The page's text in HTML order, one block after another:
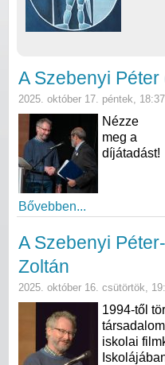
A Szebenyi
2025. október 17. péntek, 18:37
Nézze
meg a
díjátadást!
Bővebben...
A Szebenyi
Zoltán
2025. október 16. csütörtök,
1994-től
iskolai